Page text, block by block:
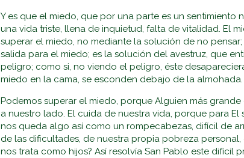
Y es que el miedo, que por una parte es un
una vida triste, llena de inquietud, falta de vitalidad. El
superar el miedo, no mediante la solución de no
salida para el miedo; es la solución del avestruz, que
peligro; como si, no viendo el peligro, éste
miedo en la cama, se esconden debajo de la almohada.
Podemos superar el miedo, porque Alguien más
a nuestro lado. El cuida de nuestra vida, porque para
nos queda algo así como un rompecabezas, difícil de
de las dificultades, de nuestra propia pobreza
nos trata como hijos? Así resolvía San Pablo este difícil